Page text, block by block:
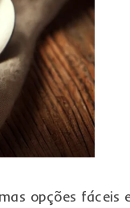
opções fáceis